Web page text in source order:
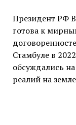
Президент РФ
готова к
Стамбуле в
обсуждались
реалий на